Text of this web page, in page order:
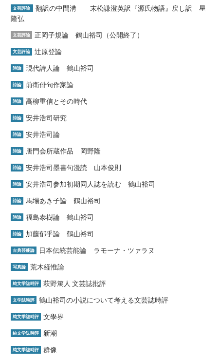
文芸評論
翻訳の中間溝――末松謙澄英訳『源氏物語』戻し訳 星
隆弘
文芸評論 正岡子規論 鶴山裕司（公開終了）
文芸評論 辻原登論
詩論 現代詩人論 鶴山裕司
詩論 前衛俳句作家論
詩論 高柳重信とその時代
詩論 安井浩司研究
詩論 安井浩司論
詩論 唐門会所蔵作品 岡野隆
詩論 安井浩司墨書句漫読 山本俊則
詩論 安井浩司参加初期同人誌を読む 鶴山裕司
詩論 馬場あき子論 鶴山裕司
詩論 福島泰樹論 鶴山裕司
詩論 加藤郁乎論 鶴山裕司
古典芸能論 日本伝統芸能論 ラモーナ・ツァラヌ
写真論 荒木経惟論
純文学誌時評 萩野篤人 文芸誌批評
文学誌時評 鶴山裕司の小説について考える文芸誌時評
純文学誌時評 文學界
純文学誌時評 新潮
純文学誌時評 群像